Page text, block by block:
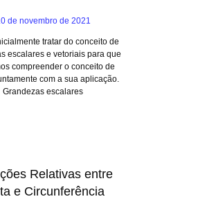
de novembro de 2021
tratar do conceito de
escalares e vetoriais para que
compreender o conceito de
com a sua aplicação.
Grandezas escalares
Relativas entre
e Circunferência